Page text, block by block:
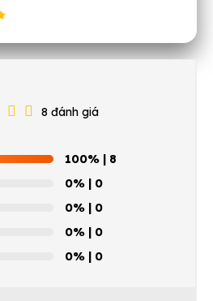
8 đánh giá
100% | 8
0% | 0
0% | 0
0% | 0
0% | 0